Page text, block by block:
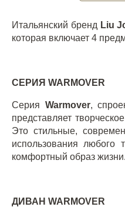
Итальянский бренд Liu
которая включает 4
СЕРИЯ WARMOVER
Серия Warmover,
представляет
Это стильные,
использования любого
комфортный образ жизни.
ДИВАН WARMOVER